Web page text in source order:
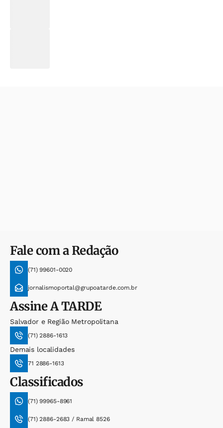
Fale com a Redação
(71) 99601-0020
jornalismoportal@grupoatarde.com.br
AssineA TARDE
Salvador e Região Metropolitana
(71) 2886-1613
Demais localidades
71 2886-1613
Classificados
(71) 99965-8961
(71) 2886-2683 / Ramal 8526